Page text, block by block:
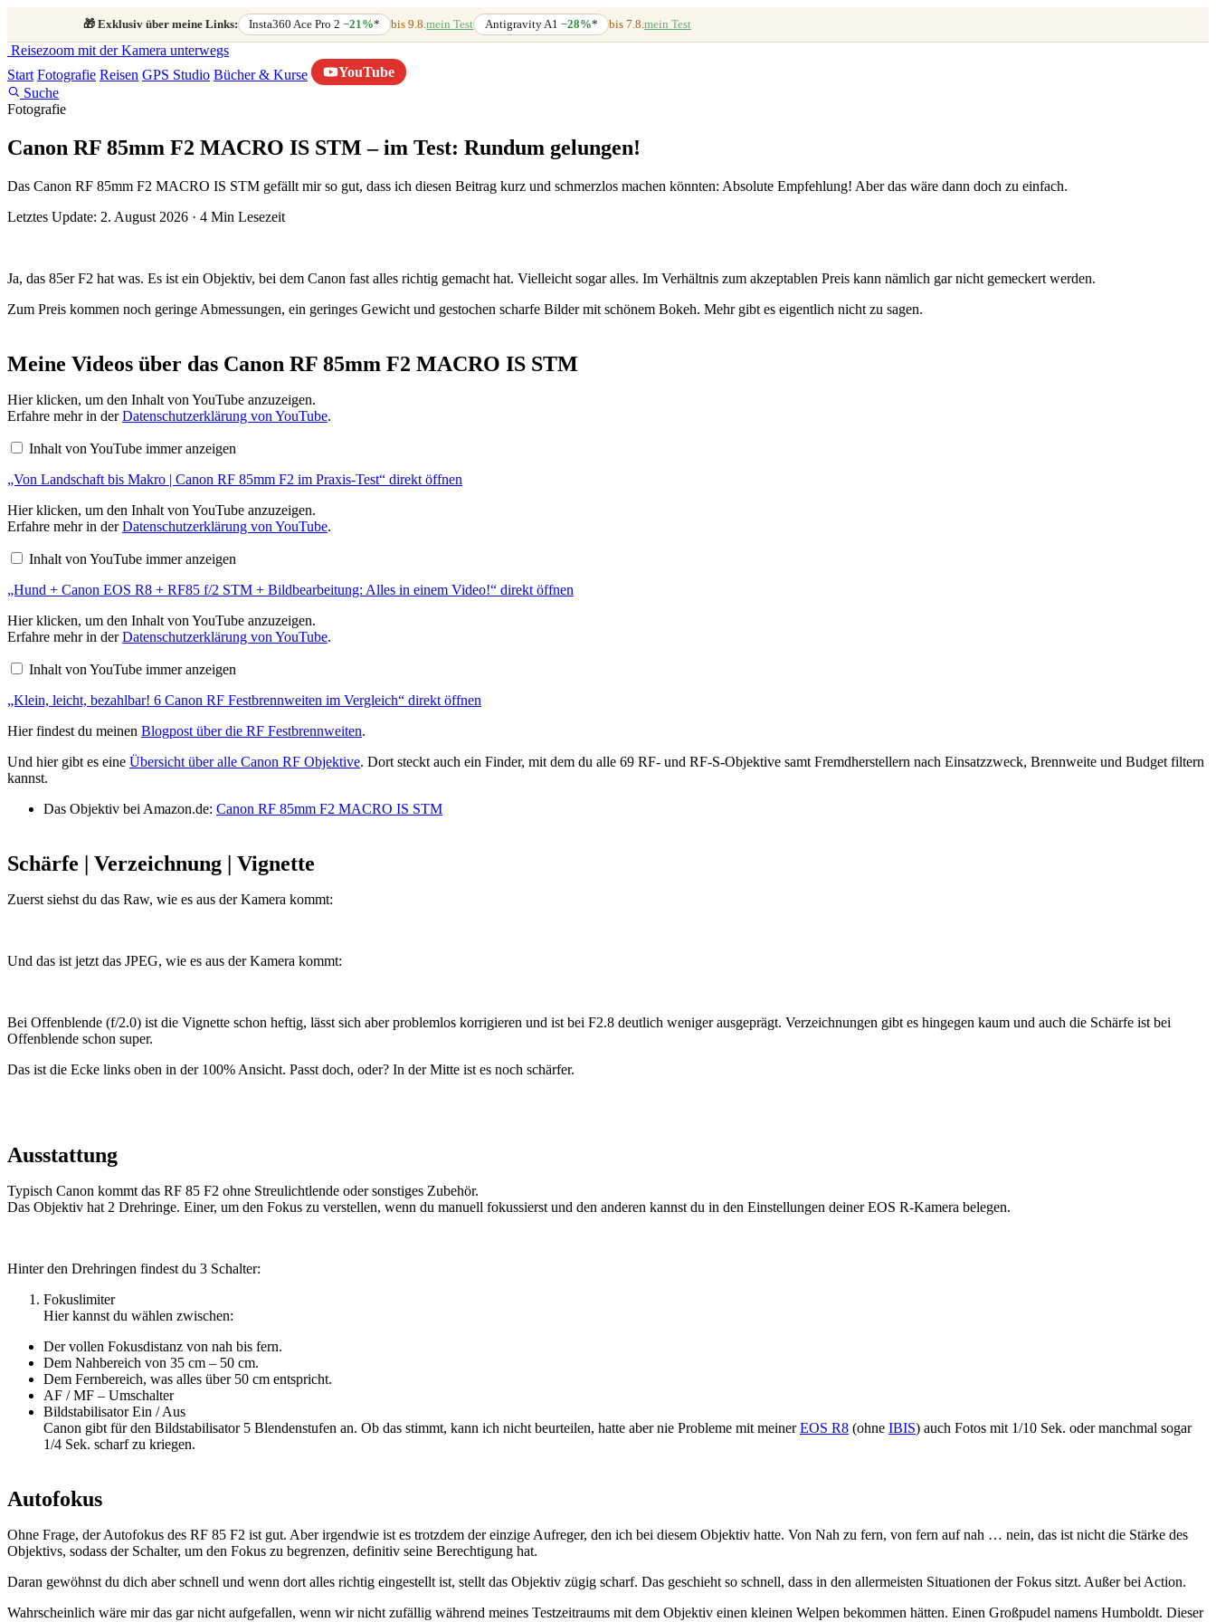
🎁 Exklusiv über meine Links: Insta360 Ace Pro 2−21%* bis 9.8.mein Test Antigravity A1 −28%* bis 7.8.mein Test
Reisezoom mit der Kamera unterwegs
Start Fotografie Reisen GPS Studio Bücher & Kurse
YouTube
Suche
Fotografie
Canon RF 85mm F2 MACRO IS STM – im Test: Rundum gelungen!
Das Canon RF 85mm F2 MACRO IS STM gefällt mir so gut, dass ich diesen Beitrag kurz und schmerzlos machen könnten: Absolute Empfehlung! Aber das wäre dann doch zu einfach.
Letztes Update: 2. August 2026 · 4 Min Lesezeit
Ja, das 85er F2 hat was. Es ist ein Objektiv, bei dem Canon fast alles richtig gemacht hat. Vielleicht sogar alles. Im Verhältnis zum akzeptablen Preis kann nämlich gar nicht gemeckert werden.
Zum Preis kommen noch geringe Abmessungen, ein geringes Gewicht und gestochen scharfe Bilder mit schönem Bokeh. Mehr gibt es eigentlich nicht zu sagen.
Meine Videos über das Canon RF 85mm F2 MACRO IS STM
„Von
Landschaft
bis
RF
F2
im
Praxis-
von
anzeigen
Hier klicken, um den Inhalt von YouTube anzuzeigen.
Erfahre mehr in derDatenschutzerklärung von YouTube.
Inhalt von YouTube immer anzeigen
„Von Landschaft bis Makro | Canon RF 85mm F2 im Praxis-Test“ direkt öffnen
„Hund
+
Canon
R8
RF85
STM
+
Bildbearbeitung:
in
Video!“
YouTube
anzeigen
Hier klicken, um den Inhalt von YouTube anzuzeigen.
Erfahre mehr in derDatenschutzerklärung von YouTube.
Inhalt von YouTube immer anzeigen
„Hund + Canon EOS R8 + RF85 f/2 STM + Bildbearbeitung: Alles in einem Video!“ direkt öffnen
„Klein,
leicht,
bezahlbar!
Canon
Festbrennweiten
Vergleich“
YouTube
anzeigen
Hier klicken, um den Inhalt von YouTube anzuzeigen.
Erfahre mehr in derDatenschutzerklärung von YouTube.
Inhalt von YouTube immer anzeigen
„Klein, leicht, bezahlbar! 6 Canon RF Festbrennweiten im Vergleich“ direkt öffnen
Hier findest du meinen Blogpost über die RF Festbrennweiten.
Und hier gibt es eine Übersicht über alle Canon RF Objektive. Dort steckt auch ein Finder, mit dem du alle 69 RF- und RF-S-Objektive samt Fremdherstellern nach Einsatzzweck, Brennweite und Budget filtern
kannst.
Das Objektiv bei Amazon.de: Canon RF 85mm F2 MACRO IS STM
Schärfe | Verzeichnung | Vignette
Zuerst siehst du das Raw, wie es aus der Kamera kommt:
Und das ist jetzt das JPEG, wie es aus der Kamera kommt:
Bei Offenblende (f/2.0) ist die Vignette schon heftig, lässt sich aber problemlos korrigieren und ist bei F2.8 deutlich weniger ausgeprägt. Verzeichnungen gibt es hingegen kaum und auch die Schärfe ist bei
Offenblende schon super.
Das ist die Ecke links oben in der 100% Ansicht. Passt doch, oder? In der Mitte ist es noch schärfer.
Ausstattung
Typisch Canon kommt das RF 85 F2 ohne Streulichtlende oder sonstiges Zubehör.
Das Objektiv hat 2 Drehringe. Einer, um den Fokus zu verstellen, wenn du manuell fokussierst und den anderen kannst du in den Einstellungen deiner EOS R-Kamera belegen.
Hinter den Drehringen findest du 3 Schalter:
Fokuslimiter
Hier kannst du wählen zwischen:
Der vollen Fokusdistanz von nah bis fern.
Dem Nahbereich von 35 cm – 50 cm.
Dem Fernbereich, was alles über 50 cm entspricht.
AF / MF – Umschalter
Bildstabilisator Ein / Aus
Canon gibt für den Bildstabilisator 5 Blendenstufen an. Ob das stimmt, kann ich nicht beurteilen, hatte aber nie Probleme mit meinerEOS R8 (ohne IBIS) auch Fotos mit 1/10 Sek. oder manchmal sogar
1/4 Sek. scharf zu kriegen.
Autofokus
Ohne Frage, der Autofokus des RF 85 F2 ist gut. Aber irgendwie ist es trotzdem der einzige Aufreger, den ich bei diesem Objektiv hatte. Von Nah zu fern, von fern auf nah … nein, das ist nicht die Stärke des
Objektivs, sodass der Schalter, um den Fokus zu begrenzen, definitiv seine Berechtigung hat.
Daran gewöhnst du dich aber schnell und wenn dort alles richtig eingestellt ist, stellt das Objektiv zügig scharf. Das geschieht so schnell, dass in den allermeisten Situationen der Fokus sitzt. Außer bei Action.
Wahrscheinlich wäre mir das gar nicht aufgefallen, wenn wir nicht zufällig während meines Testzeitraums mit dem Objektiv einen kleinen Welpen bekommen hätten. Einen Großpudel namens Humboldt. Dieser